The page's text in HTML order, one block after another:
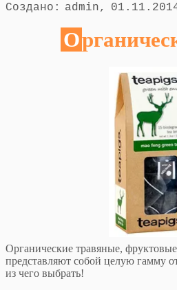
admin
Органические травяные,
представляют собой целую гамму
из чего выбрать!